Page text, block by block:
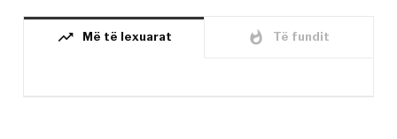
trending_up Më të lexuarat whatshot Të fundit